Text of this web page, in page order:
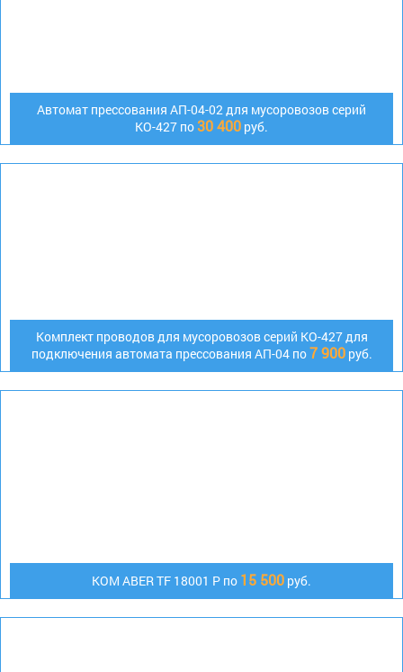
Автомат прессования АП-04-02 для мусоровозов серий
КО-427 по30 400 руб.
Комплект проводов для мусоровозов серий КО-427 для
подключения автомата прессования АП-04 по7 900руб.
КОМ ABER TF 18001 P по 15 500 руб.